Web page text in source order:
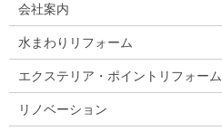
会社案内
水まわりリフォーム
エクステリア・ポイントリフォーム
リノベーション